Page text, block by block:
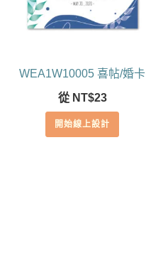
WEA1W10005 喜帖/婚卡
從 NT$23
開始線上設計